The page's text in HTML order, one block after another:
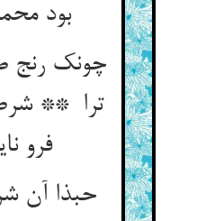
بود محمول علیه
چونک رنج
ترا **
فرو ناید جزا
حبذا آن